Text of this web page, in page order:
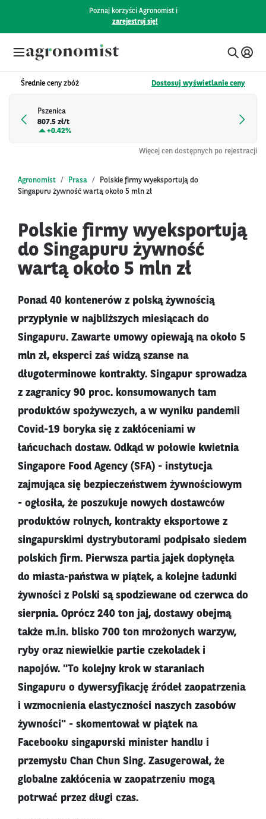
Poznaj korzyści Agronomist i
zarejestruj się!
Średnie ceny zbóż Dostosuj wyświetlanie ceny
Pszenica
807.5 zł/t
+0.42%
Więcej cen dostępnych po rejestracji
Agronomist Prasa
Polskie firmy wyeksportują do
Singapuru żywność wartą około 5 mln zł
Polskie firmy wyeksportują
do Singapuru żywność
wartą około 5 mln zł
Ponad 40 kontenerów z polską żywnością
przypłynie w najbliższych miesiącach do
Singapuru. Zawarte umowy opiewają na około 5
mln zł, eksperci zaś widzą szanse na
długoterminowe kontrakty. Singapur sprowadza
z zagranicy 90 proc. konsumowanych tam
produktów spożywczych, a w wyniku pandemii
Covid-19 boryka się z zakłóceniami w
łańcuchach dostaw. Odkąd w połowie kwietnia
Singapore Food Agency (SFA) - instytucja
zajmująca się bezpieczeństwem żywnościowym
- ogłosiła, że poszukuje nowych dostawców
produktów rolnych, kontrakty eksportowe z
singapurskimi dystrybutorami podpisało siedem
polskich firm. Pierwsza partia jajek dopłynęła
do miasta-państwa w piątek, a kolejne ładunki
żywności z Polski są spodziewane od czerwca do
sierpnia. Oprócz 240 ton jaj, dostawy obejmą
także m.in. blisko 700 ton mrożonych warzyw,
ryby oraz niewielkie partie czekoladek i
napojów. "To kolejny krok w staraniach
Singapuru o dywersyfikację źródeł zaopatrzenia
i wzmocnienia elastyczności naszych zasobów
żywności" - skomentował w piątek na
Facebooku singapurski minister handlu i
przemysłu Chan Chun Sing. Zasugerował, że
globalne zakłócenia w zaopatrzeniu mogą
potrwać przez długi czas.